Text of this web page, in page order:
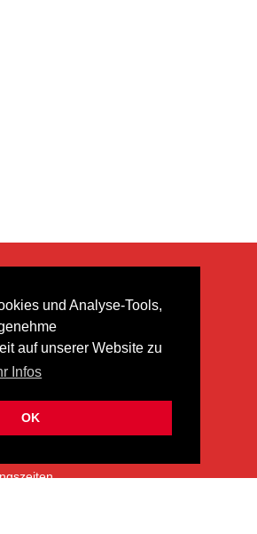
und Analyse-Tools,
auf unserer Website zu
Infos
OK
ÜBER UNS